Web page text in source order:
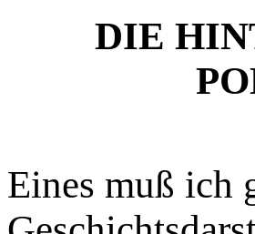
DIE
Eines muß ich